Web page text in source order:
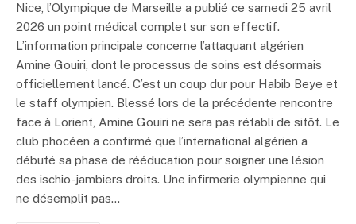
Nice, l’Olympique de Marseille a publié ce samedi 25 avril
2026 un point médical complet sur son effectif.
L’information principale concerne l’attaquant algérien
Amine Gouiri, dont le processus de soins est désormais
officiellement lancé. C’est un coup dur pour Habib Beye et
le staff olympien. Blessé lors de la précédente rencontre
face à Lorient, Amine Gouiri ne sera pas rétabli de sitôt. Le
club phocéen a confirmé que l’international algérien a
débuté sa phase de rééducation pour soigner une lésion
des ischio-jambiers droits. Une infirmerie olympienne qui
ne désemplit pas…